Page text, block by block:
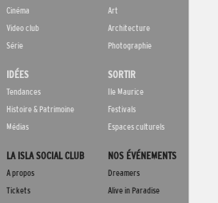
Cinéma
Video club
Série
Art
Architecture
Photographie
IDÉES
Tendances
Histoire & Patrimoine
Médias
SORTIR
Ile Maurice
Festivals
Espaces culturels
LA ISLA SOCIAL CLUB
A propos
Tickets
NOS ÉVÉNEMENTS
Dreamers
Alive in Paradise